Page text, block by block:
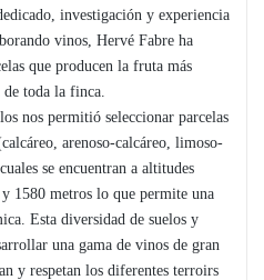
investigación y experiencia
vinos, Hervé Fabre ha
que producen la fruta más
de toda la finca.
nos permitió seleccionar parcelas
arenoso-calcáreo, limoso-
se encuentran a altitudes
1580 metros lo que permite una
Esta diversidad de suelos y
una gama de vinos de gran
y respetan los diferentes terroirs